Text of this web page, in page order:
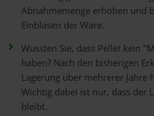
Abnahmemenge erhoben und
Einblasen der Ware.
Wussten Sie, dass Pellet kein
haben? Nach den bisherigen
Lagerung über mehrerer Jahre
Wichtig dabei ist nur, dass der
bleibt.